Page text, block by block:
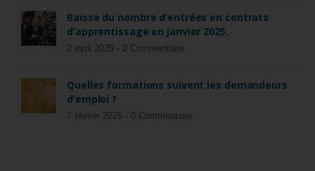
Baisse du nombre d’entrées en contrats
d’apprentissage en janvier 2025.
2 avril 2025 - 0 Commentaire
Quelles formations suivent les demandeurs
d’emploi ?
7 février 2025 - 0 Commentaire